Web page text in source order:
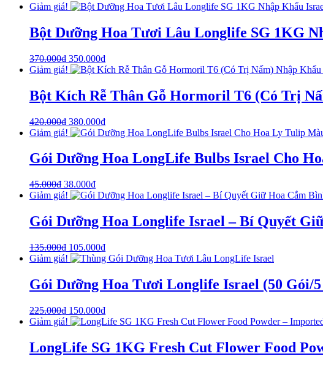
Giảm giá!
Bột Dưỡng Hoa Tươi Lâu Longlife SG 1KG
370.000₫ 350.000₫
Giảm giá!
Bột Kích Rễ Thân Gỗ Hormoril T6 (Có Trị
420.000₫ 380.000₫
Giảm giá!
Gói Dưỡng Hoa LongLife Bulbs Israel Cho
45.000₫ 38.000₫
Giảm giá!
Gói Dưỡng Hoa Longlife Israel – Bí Quyết
135.000₫ 105.000₫
Giảm giá!
Gói Dưỡng Hoa Tươi Longlife Israel (50 Gói/
225.000₫ 150.000₫
Giảm giá!
LongLife SG 1KG Fresh Cut Flower Food